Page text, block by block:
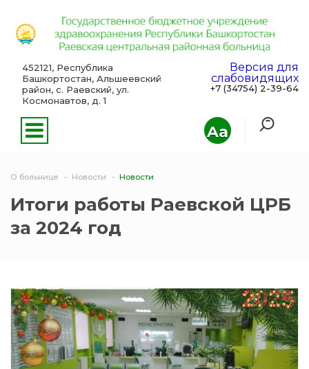
Aa
452121, Республика
Башкортостан, Альшеевский
район, с. Раевский, ул.
Космонавтов, д. 1
Версия для
слабовидящих
+7 (34754) 2-39-64
О больнице Новости Новости
Итоги работы Раевской ЦРБ
за 2024 год